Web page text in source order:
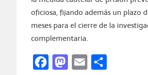
oficiosa, fijando además un plazo
meses para el cierre de la
complementaria.
Facebook
Mastodon
Email